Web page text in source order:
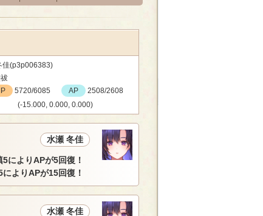
佳(p3p006383)
5720/6085 AP
2508/2608
(-15.000, 0.000, 0.000)
水瀬 冬佳
5によりAPが5回復！
によりAPが15回復！
水瀬 冬佳